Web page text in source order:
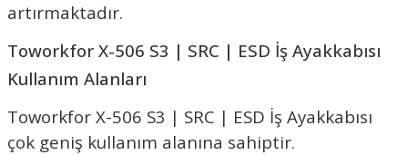
artırmaktadır.
Toworkfor X-506 S3 | SRC | ESD İş Ayakkabısı
Kullanım Alanları
Toworkfor X-506 S3 | SRC | ESD İş Ayakkabısı
çok geniş kullanım alanına sahiptir.